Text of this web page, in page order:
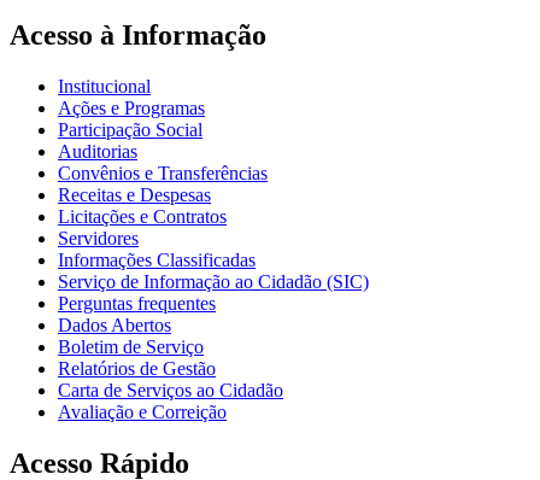
Acesso à Informação
Institucional
Ações e Programas
Participação Social
Auditorias
Convênios e Transferências
Receitas e Despesas
Licitações e Contratos
Servidores
Informações Classificadas
Serviço de Informação ao Cidadão (SIC)
Perguntas frequentes
Dados Abertos
Boletim de Serviço
Relatórios de Gestão
Carta de Serviços ao Cidadão
Avaliação e Correição
Acesso Rápido